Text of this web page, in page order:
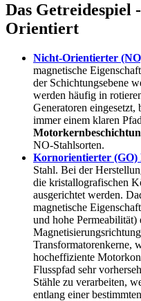
Das
Orientiert
Nicht-Orientierter
magnetische
der Schichtungsebene
werden häufig in
Generatoren eingesetzt,
immer einem klaren
NO-Stahlsorten.
Kornorientierter (GO)
Stahl. Bei der
die kristallografischen
ausgerichtet werden.
magnetische
und hohe
Transformatorenkerne,
hocheffiziente
Flusspfad sehr
Stähle zu verarbeiten,
entlang einer